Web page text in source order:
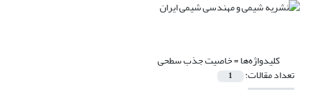
کلیدواژه‌ها =خاصیت جذب سطحی
تعداد مقالات: 1